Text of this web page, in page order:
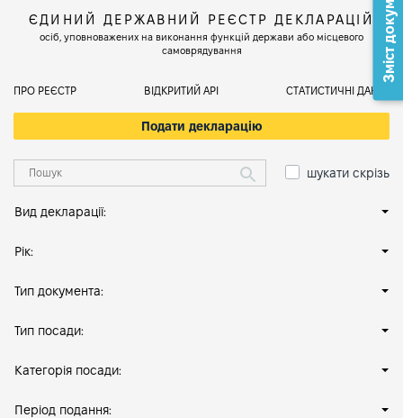
ЄДИНИЙ ДЕРЖАВНИЙ РЕЄСТР ДЕКЛАРАЦІЙ
осіб, уповноважених на виконання функцій держави або місцевого
самоврядування
ПРО РЕЄСТР ВІДКРИТИЙ АРІ СТАТИСТИЧНІ ДАНІ
Подати декларацію
шукати скрізь
Вид декларації:
Рік:
Тип документа:
Тип посади:
Категорія посади:
Період подання:
Зміст документа